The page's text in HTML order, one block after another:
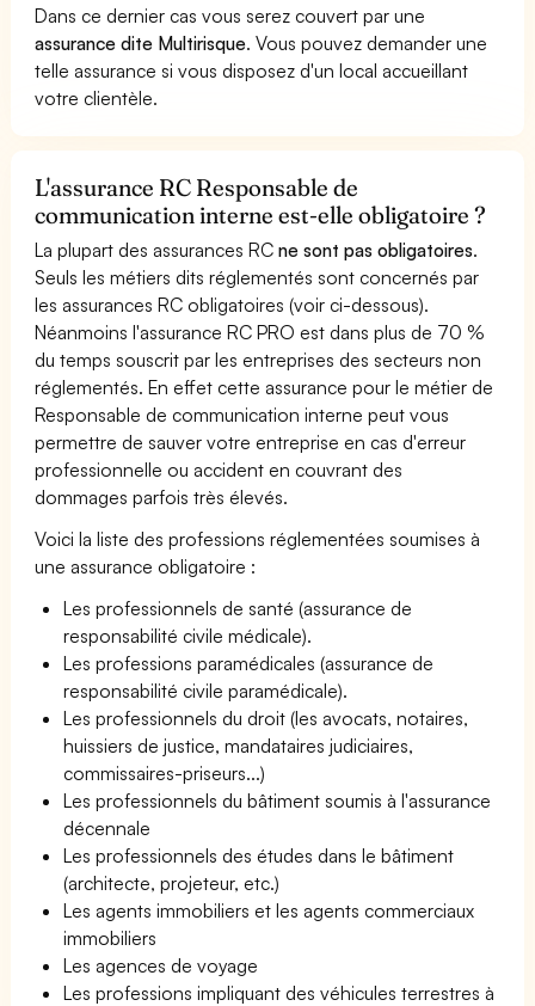
Dans ce dernier cas vous serez couvert par une
assurance dite Multirisque. Vous pouvez demander une
telle assurance si vous disposez d'un local accueillant
votre clientèle.
L'assurance RC Responsable de
communication interne est-elle obligatoire ?
La plupart des assurances RCne sont pas obligatoires.
Seuls les métiers dits réglementés sont concernés par
les assurances RC obligatoires (voir ci-dessous).
Néanmoins l'assurance RC PRO est dans plus de 70 %
du temps souscrit par les entreprises des secteurs non
réglementés. En effet cette assurance pour le métier de
Responsable de communication interne peut vous
permettre de sauver votre entreprise en cas d'erreur
professionnelle ou accident en couvrant des
dommages parfois très élevés.
Voici la liste des professions réglementées soumises à
une assurance obligatoire :
Les professionnels de santé (assurance de
responsabilité civile médicale).
Les professions paramédicales (assurance de
responsabilité civile paramédicale).
Les professionnels du droit (les avocats, notaires,
huissiers de justice, mandataires judiciaires,
commissaires-priseurs...)
Les professionnels du bâtiment soumis à l'assurance
décennale
Les professionnels des études dans le bâtiment
(architecte, projeteur, etc.)
Les agents immobiliers et les agents commerciaux
immobiliers
Les agences de voyage
Les professions impliquant des véhicules terrestres à